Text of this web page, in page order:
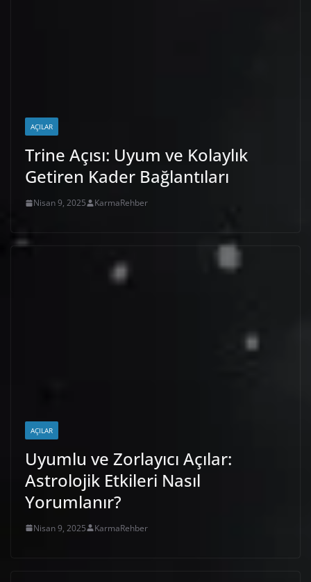
AÇILAR
Trine Açısı: Uyum ve Kolaylık
Getiren Kader Bağlantıları
Nisan 9, 2025 KarmaRehber
AÇILAR
Uyumlu ve Zorlayıcı Açılar:
Astrolojik Etkileri Nasıl
Yorumlanır?
Nisan 9, 2025 KarmaRehber